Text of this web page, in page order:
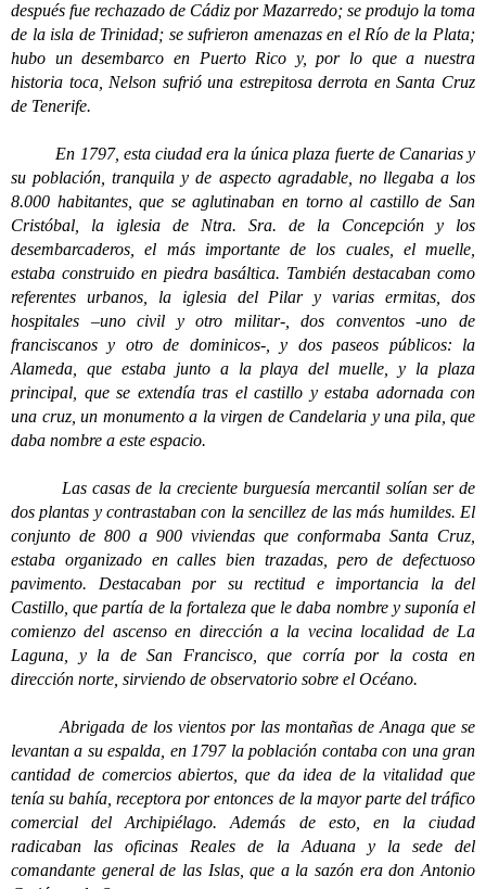
después fue rechazado de Cádiz por Mazarredo; se produjo la toma
de la isla de Trinidad; se sufrieron amenazas en el Río de la Plata;
hubo un desembarco en Puerto Rico y, por lo que a nuestra
historia toca, Nelson sufrió una estrepitosa derrota en Santa Cruz
de Tenerife.
En 1797, esta ciudad era la única plaza fuerte de Canarias y
su población, tranquila y de aspecto agradable, no llegaba a los
8.000 habitantes, que se aglutinaban en torno al castillo de San
Cristóbal, la iglesia de Ntra. Sra. de la Concepción y los
desembarcaderos, el más importante de los cuales, el muelle,
estaba construido en piedra basáltica. También destacaban como
referentes urbanos, la iglesia del Pilar y varias ermitas, dos
hospitales –uno civil y otro militar-, dos conventos -uno de
franciscanos y otro de dominicos-, y dos paseos públicos: la
Alameda, que estaba junto a la playa del muelle, y la plaza
principal, que se extendía tras el castillo y estaba adornada con
una cruz, un monumento a la virgen de Candelaria y una pila, que
daba nombre a este espacio.
Las casas de la creciente burguesía mercantil solían ser de
dos plantas y contrastaban con la sencillez de las más humildes. El
conjunto de 800 a 900 viviendas que conformaba Santa Cruz,
estaba organizado en calles bien trazadas, pero de defectuoso
pavimento. Destacaban por su rectitud e importancia la del
Castillo, que partía de la fortaleza que le daba nombre y suponía el
comienzo del ascenso en dirección a la vecina localidad de La
Laguna, y la de San Francisco, que corría por la costa en
dirección norte, sirviendo de observatorio sobre el Océano.
Abrigada de los vientos por las montañas de Anaga que se
levantan a su espalda, en 1797 la población contaba con una gran
cantidad de comercios abiertos, que da idea de la vitalidad que
tenía su bahía, receptora por entonces de la mayor parte del tráfico
comercial del Archipiélago. Además de esto, en la ciudad
radicaban las oficinas Reales de la Aduana y la sede del
comandante general de las Islas, que a la sazón era don Antonio